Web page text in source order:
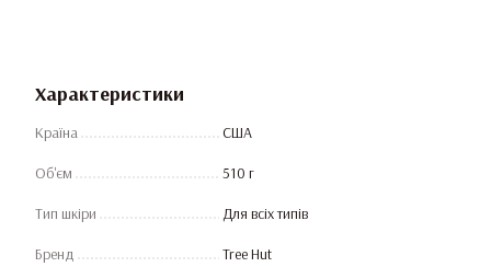
Характеристики
Країна США
Об'єм 510 г
Тип шкіри Для всіх типів
Бренд Tree Hut